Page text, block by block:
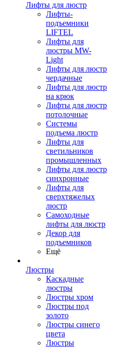
Лифты для люстр
Лифты-
подъемники
LIFTEL
Лифты для
люстры MW-
Light
Лифты для люстр
чердачные
Лифты для люстр
на крюк
Лифты для люстр
потолочные
Системы
подъема люстр
Лифты для
светильников
промышленных
Лифты для люстр
синхронные
Лифты для
сверхтяжелых
люстр
Самоходные
лифты для люстр
Декор для
подъемников
Ещё
Люстры
Каскадные
люстры
Люстры хром
Люстры под
золото
Люстры синего
цвета
Люстры